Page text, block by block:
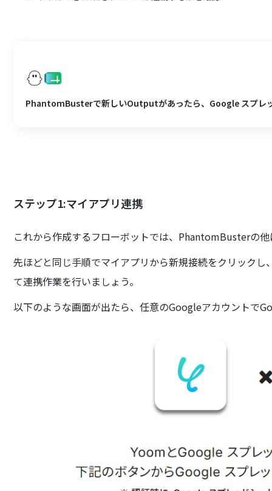
PhantomBusterで新しいOutputがあったら、Google スプレ
ステップ1:マイアプリ連携
これから作成するフローボットでは、PhantomBusterの
先ほどと同じ手順でマイアプリから新規接続をクリック
て連携作業を行いましょう。
以下のような画面が出たら、任意のGoogleアカウントで